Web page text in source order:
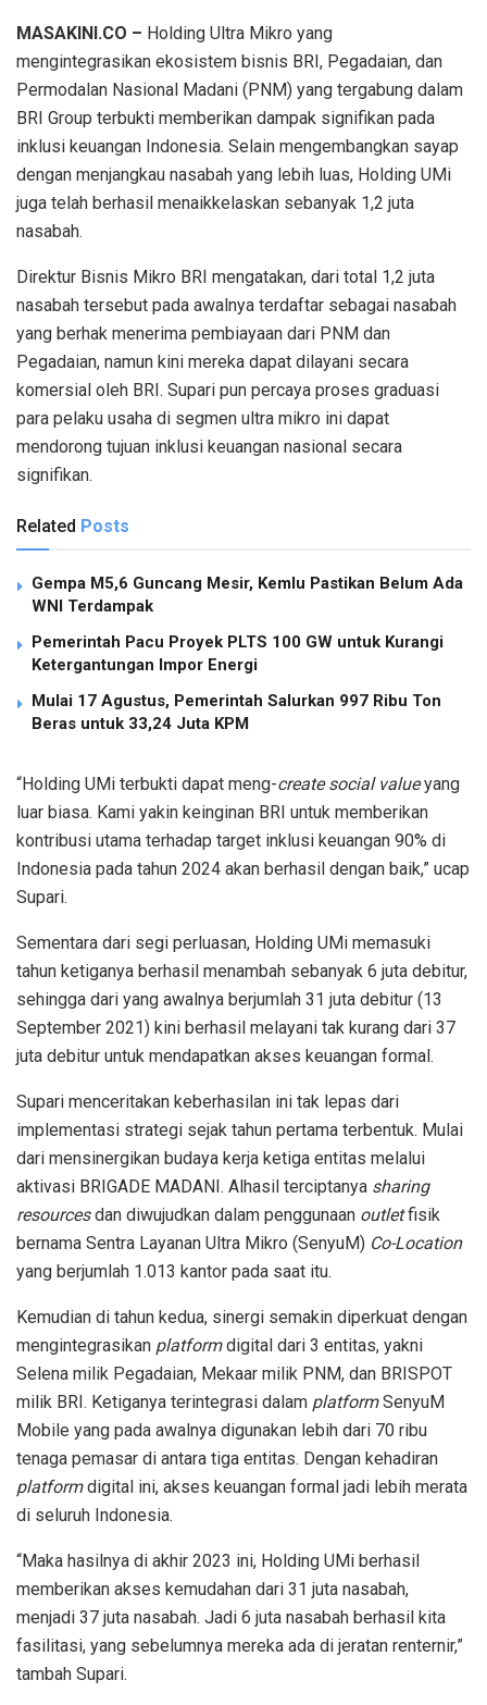
MASAKINI.CO – Holding Ultra Mikro yang
mengintegrasikan ekosistem bisnis BRI, Pegadaian, dan
Permodalan Nasional Madani (PNM) yang tergabung dalam
BRI Group terbukti memberikan dampak signifikan pada
inklusi keuangan Indonesia. Selain mengembangkan sayap
dengan menjangkau nasabah yang lebih luas, Holding UMi
juga telah berhasil menaikkelaskan sebanyak 1,2 juta
nasabah.
Direktur Bisnis Mikro BRI mengatakan, dari total 1,2 juta
nasabah tersebut pada awalnya terdaftar sebagai nasabah
yang berhak menerima pembiayaan dari PNM dan
Pegadaian, namun kini mereka dapat dilayani secara
komersial oleh BRI. Supari pun percaya proses graduasi
para pelaku usaha di segmen ultra mikro ini dapat
mendorong tujuan inklusi keuangan nasional secara
signifikan.
Related Posts
Gempa M5,6 Guncang Mesir, Kemlu Pastikan Belum Ada
WNI Terdampak
Pemerintah Pacu Proyek PLTS 100 GW untuk Kurangi
Ketergantungan Impor Energi
Mulai 17 Agustus, Pemerintah Salurkan 997 Ribu Ton
Beras untuk 33,24 Juta KPM
“Holding UMi terbukti dapat meng-create social valueyang
luar biasa. Kami yakin keinginan BRI untuk memberikan
kontribusi utama terhadap target inklusi keuangan 90% di
Indonesia pada tahun 2024 akan berhasil dengan baik,” ucap
Supari.
Sementara dari segi perluasan, Holding UMi memasuki
tahun ketiganya berhasil menambah sebanyak 6 juta debitur,
sehingga dari yang awalnya berjumlah 31 juta debitur (13
September 2021) kini berhasil melayani tak kurang dari 37
juta debitur untuk mendapatkan akses keuangan formal.
Supari menceritakan keberhasilan ini tak lepas dari
implementasi strategi sejak tahun pertama terbentuk. Mulai
dari mensinergikan budaya kerja ketiga entitas melalui
aktivasi BRIGADE MADANI. Alhasil terciptanya sharing
resourcesdan diwujudkan dalam penggunaan outletfisik
bernama Sentra Layanan Ultra Mikro (SenyuM) Co-Location
yang berjumlah 1.013 kantor pada saat itu.
Kemudian di tahun kedua, sinergi semakin diperkuat dengan
mengintegrasikan platformdigital dari 3 entitas, yakni
Selena milik Pegadaian, Mekaar milik PNM, dan BRISPOT
milik BRI. Ketiganya terintegrasi dalam platformSenyuM
Mobile yang pada awalnya digunakan lebih dari 70 ribu
tenaga pemasar di antara tiga entitas. Dengan kehadiran
platformdigital ini, akses keuangan formal jadi lebih merata
di seluruh Indonesia.
“Maka hasilnya di akhir 2023 ini, Holding UMi berhasil
memberikan akses kemudahan dari 31 juta nasabah,
menjadi 37 juta nasabah. Jadi 6 juta nasabah berhasil kita
fasilitasi, yang sebelumnya mereka ada di jeratan renternir,”
tambah Supari.